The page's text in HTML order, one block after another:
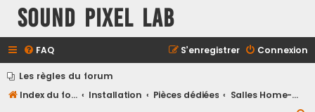
Sound Pixel Lab
FAQ Connexion
S’enregistrer
Les règles du forum
Index du forum
Installation Pièces dédiées
Salles Home-Cinéma